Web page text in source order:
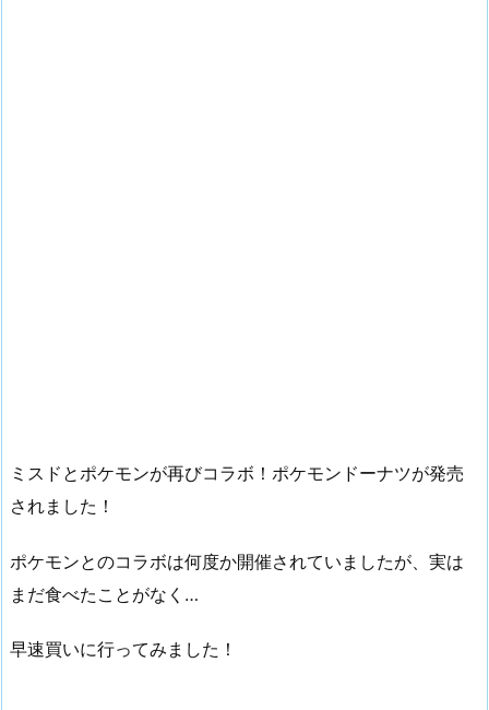
ミスドとポケモンが再びコラボ！ポケモンドーナツが発売
されました！
ポケモンとのコラボは何度か開催されていましたが、実は
まだ食べたことがなく…
早速買いに行ってみました！